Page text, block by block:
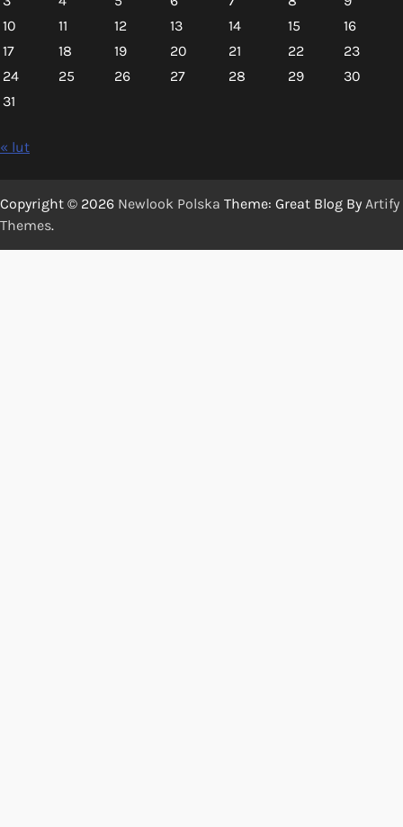
10
11 12 13 14 15
16
17
18 19 20 21 22
23
24
25 26 27 28 29
30
31
« lut
Copyright © 2026 Newlook Polska Theme: Great Blog By Artify
Themes.